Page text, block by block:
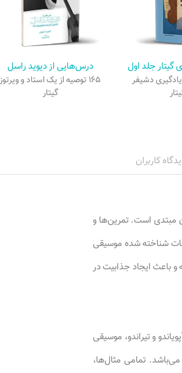
گیتار جلد اول
دشیفر
درس‌هایی از دیوید راسل
۱۶۵ توصیه از یک استاد و ویرتوز
گیتار
کاربران
مبتدی است. تمرین‌ها و
شناخته شده موسیقی
و باعث ایجاد جذابیت در
و تیراندو، موسیقی
تمامی مثال‌ها،